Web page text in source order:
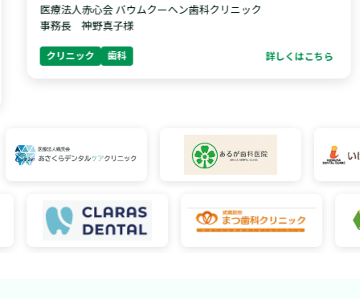
医療法人赤心会 バウムクーヘン歯科クリニック
事務長 神野真子様
クリニック 歯科 詳しくはこちら